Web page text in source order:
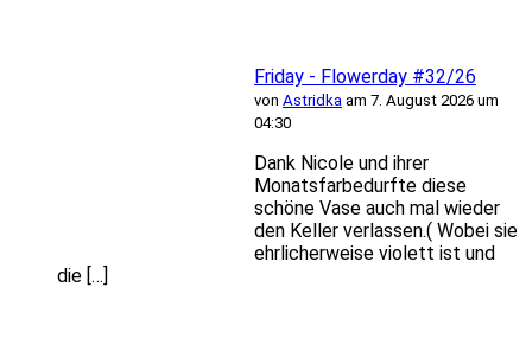
Friday - Flowerday #32/26
von Astridka am 7. August 2026 um
04:30
Dank Nicole und ihrer
Monatsfarbedurfte diese
schöne Vase auch mal wieder
den Keller verlassen.( Wobei sie
ehrlicherweise violett ist und
die […]